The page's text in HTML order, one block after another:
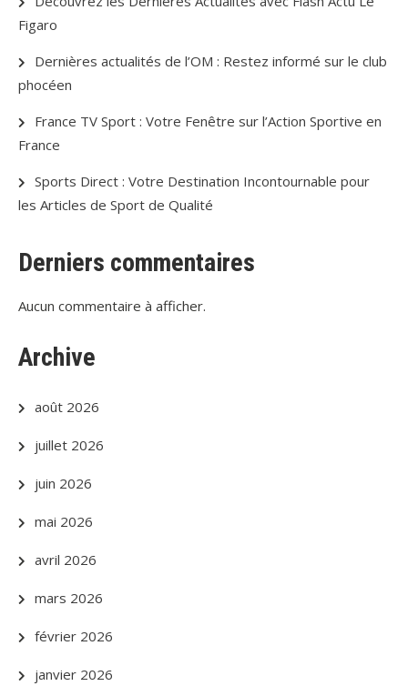
Figaro
Dernières actualités de l’OM : Restez informé sur le club
phocéen
France TV Sport : Votre Fenêtre sur l’Action Sportive en
France
Sports Direct : Votre Destination Incontournable pour
les Articles de Sport de Qualité
Derniers commentaires
Aucun commentaire à afficher.
Archive
août 2026
juillet 2026
juin 2026
mai 2026
avril 2026
mars 2026
février 2026
janvier 2026